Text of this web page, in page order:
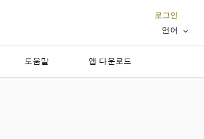
로그인
언어
도움말 앱 다운로드